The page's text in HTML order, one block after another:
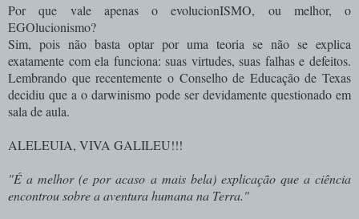
Por que vale apenas o evolucionISMO, ou melhor, o
EGOlucionismo?
Sim, pois não basta optar por uma teoria se não se explica
exatamente com ela funciona: suas virtudes, suas falhas e defeitos.
Lembrando que recentemente o Conselho de Educação de Texas
decidiu que a o darwinismo pode ser devidamente questionado em
sala de aula.
ALELEUIA, VIVA GALILEU!!!
"É a melhor (e por acaso a mais bela) explicação que a ciência
encontrou sobre a aventura humana na Terra."